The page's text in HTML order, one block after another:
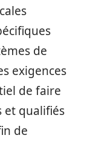
de
exigences
de faire
et qualifiés
de